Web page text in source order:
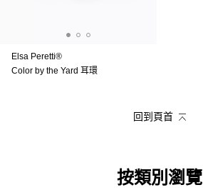
Elsa Peretti®
Color by the Yard 耳環
回到頁首
按類別瀏覽